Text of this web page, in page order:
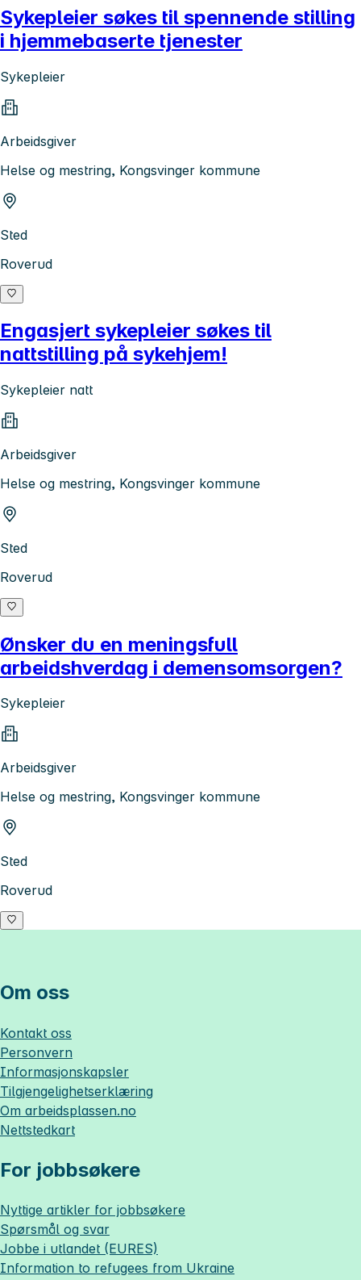
Sykepleier søkes til spennende stilling
i hjemmebaserte tjenester
Sykepleier
Arbeidsgiver
Helse og mestring, Kongsvinger kommune
Sted
Roverud
Engasjert sykepleier søkes til
nattstilling på sykehjem!
Sykepleier natt
Arbeidsgiver
Helse og mestring, Kongsvinger kommune
Sted
Roverud
Ønsker du en meningsfull
arbeidshverdag i demensomsorgen?
Sykepleier
Arbeidsgiver
Helse og mestring, Kongsvinger kommune
Sted
Roverud
Om oss
Kontakt oss
Personvern
Informasjonskapsler
Tilgjengelighetserklæring
Om arbeidsplassen.no
Nettstedkart
For jobbsøkere
Nyttige artikler for jobbsøkere
Spørsmål og svar
Jobbe i utlandet (EURES)
Information to refugees from Ukraine